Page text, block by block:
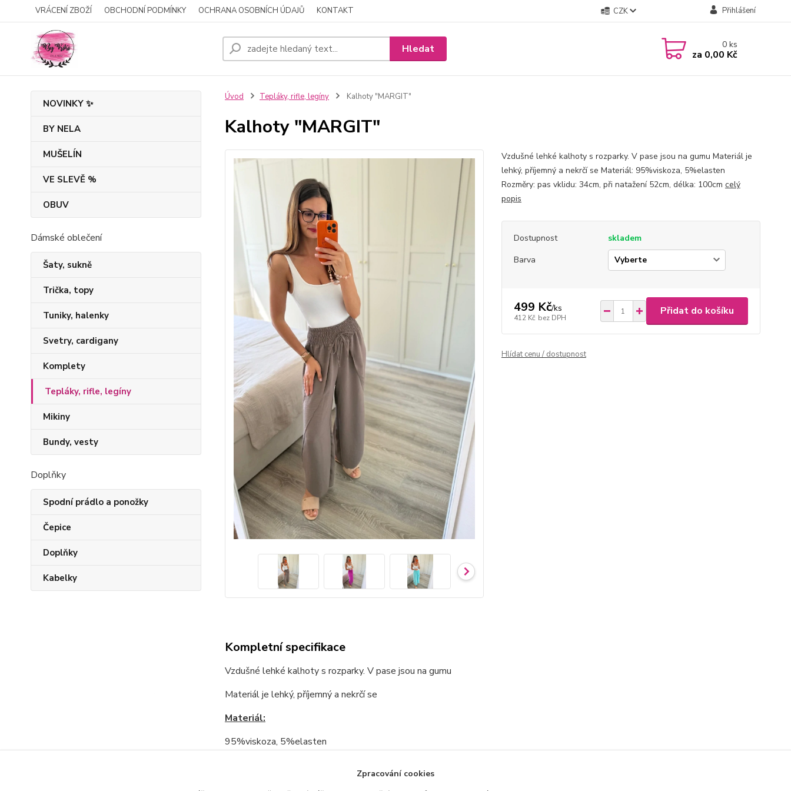
VRÁCENÍ ZBOŽÍ OBCHODNÍ PODMÍNKY OCHRANA OSOBNÍCH ÚDAJŮ KONTAKT CZK Přihlášení
Hledat 0ks
za 0,00 Kč
NOVINKY ✨
BY NELA
MUŠELÍN
VE SLEVĚ %
OBUV
Dámské oblečení
Šaty, sukně
Trička, topy
Tuniky, halenky
Svetry, cardigany
Komplety
Tepláky, rifle, legíny
Mikiny
Bundy, vesty
Doplňky
Spodní prádlo a ponožky
Čepice
Doplňky
Kabelky
Úvod Tepláky, rifle, legíny Kalhoty "MARGIT"
Kalhoty "MARGIT"
Vzdušné lehké kalhoty s rozparky. V pase jsou na gumu Materiál je
lehký, příjemný a nekrčí se Materiál: 95%viskoza, 5%elasten
Rozměry: pas vklidu: 34cm, při natažení 52cm, délka: 100cm celý
popis
Dostupnost
skladem
Barva
499 Kč/ks
412 Kč bez DPH
Přidat do košíku
Hlídat cenu / dostupnost
Kompletní specifikace
Vzdušné lehké kalhoty s rozparky. V pase jsou na gumu
Materiál je lehký, příjemný a nekrčí se
Materiál:
95%viskoza, 5%elasten
Zpracování cookies